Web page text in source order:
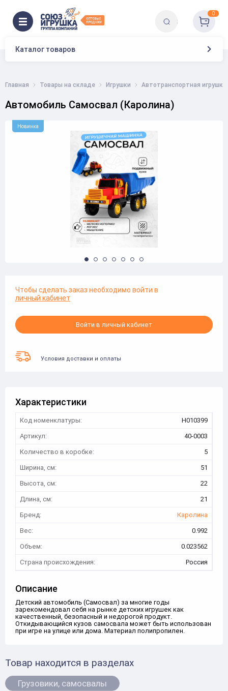
Каталог товаров
0
Главная Товары на складе Игрушки Автотранспортная игрушка
Автомобиль Самосвал (Каролина)
Новинка
Чтобы сделать заказ необходимо войти в
личный кабинет
Войти в личный кабинет
Условия доставки и оплаты
Характеристики
Код номенклатуры:
Н010399
Артикул:
40-0003
Количество в коробке:
5
Ширина, см:
51
Высота, см:
22
Длина, см:
21
Бренд:
Каролина
Вес:
0.992
Объем:
0.023562
Страна происхождения:
Россия
Описание
Детский автомобиль (Самосвал) за многие годы
зарекомендовал себя на рынке детских игрушек как
качественный, безопасный и недорогой продукт.
Откидывающийся кузов самосвала может быть использован
при игре на улице или дома. Материал полипропилен.
Товар находится в разделах
Грузовики, самосвалы